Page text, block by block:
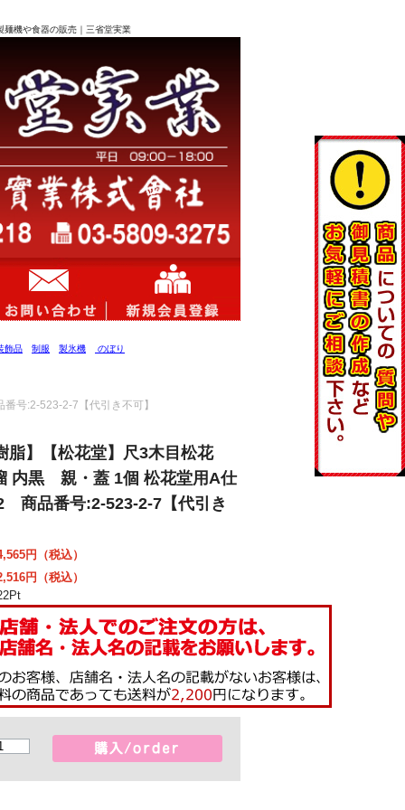
機や食器の販売｜三省堂実業
飾品 制服 製氷機 のぼり
号:2-523-2-7【代引き不可】
脂】【松花堂】尺3木目松花
内黒 親・蓋 1個 松花堂用A仕
商品番号:2-523-2-7【代引き
円（税込）
円（税込）
Pt